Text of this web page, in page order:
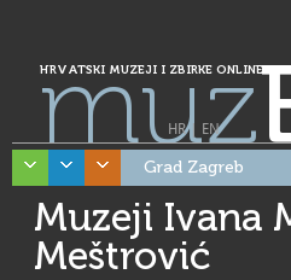
HRVATSKI MUZEJI I ZBIRKE ONLINE
muz
HR| EN
Grad Zagreb
Muzeji Ivana
Meštrović